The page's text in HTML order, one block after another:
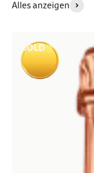
Alles anzeigen
GOLD